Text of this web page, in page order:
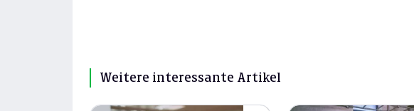
Weitere interessante Artikel